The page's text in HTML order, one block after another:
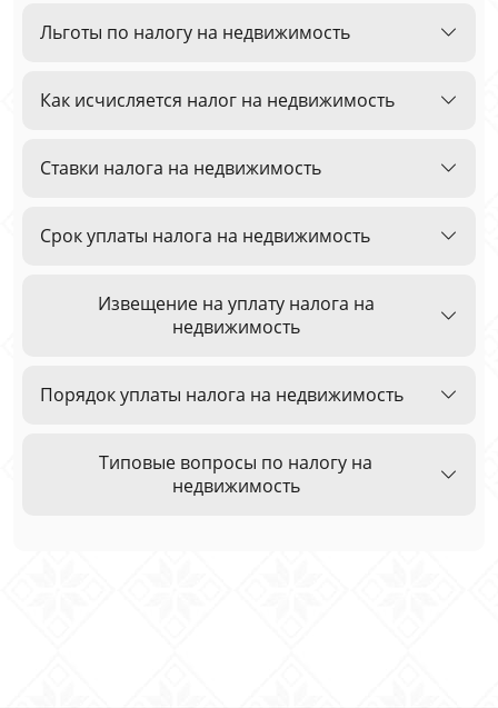
Льготы по налогу на недвижимость
Как исчисляется налог на недвижимость
Ставки налога на недвижимость
Срок уплаты налога на недвижимость
Извещение на уплату налога на
недвижимость
Порядок уплаты налога на недвижимость
Типовые вопросы по налогу на
недвижимость